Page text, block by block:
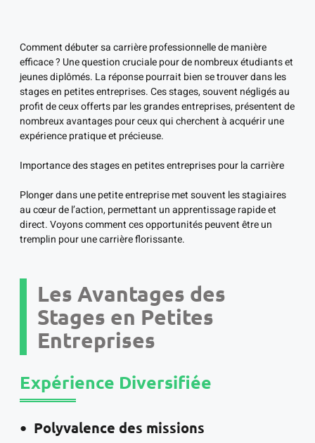
Comment débuter sa carrière professionnelle de manière
efficace ? Une question cruciale pour de nombreux étudiants et
jeunes diplômés. La réponse pourrait bien se trouver dans les
stages en petites entreprises. Ces stages, souvent négligés au
profit de ceux offerts par les grandes entreprises, présentent de
nombreux avantages pour ceux qui cherchent à acquérir une
expérience pratique et précieuse.
Importance des stages en petites entreprises pour la carrière
Plonger dans une petite entreprise met souvent les stagiaires
au cœur de l’action, permettant un apprentissage rapide et
direct. Voyons comment ces opportunités peuvent être un
tremplin pour une carrière florissante.
Les Avantages des
Stages en Petites
Entreprises
Expérience Diversifiée
Polyvalence des missions